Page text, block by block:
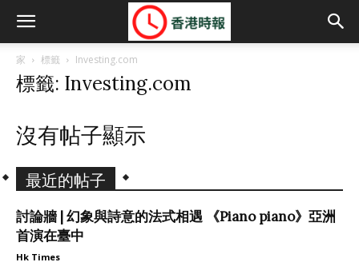
家 標籤 Investing.com
標籤: Investing.com
沒有帖子顯示
最近的帖子
討論牆 | 幻象與詩意的法式相遇 《Piano piano》亞洲
首演在臺中
Hk Times